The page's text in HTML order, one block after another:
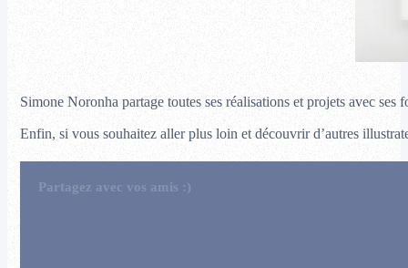
Simone Noronha partage toutes ses réalisations et projets avec
Enfin, si vous souhaitez aller plus loin et découvrir d’autres
Partagez avec vos amis :)